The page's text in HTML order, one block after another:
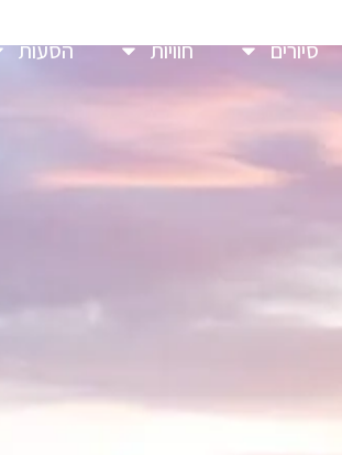
סיורים חוויות הסעות